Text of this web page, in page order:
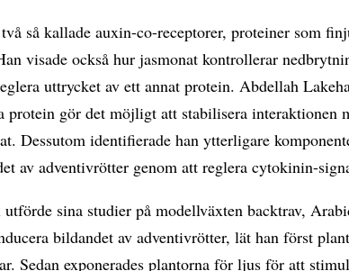
så kallade auxin-co-receptorer, proteiner som
visade också hur jasmonat kontrollerar
uttrycket av ett annat protein. Abdellah
protein gör det möjligt att stabilisera interaktionen
Dessutom identifierade han ytterligare
av adventivrötter genom att reglera cytokinin-
sina studier på modellväxten backtrav,
bildandet av adventivrötter, lät han först
Sedan exponerades plantorna för ljus för att